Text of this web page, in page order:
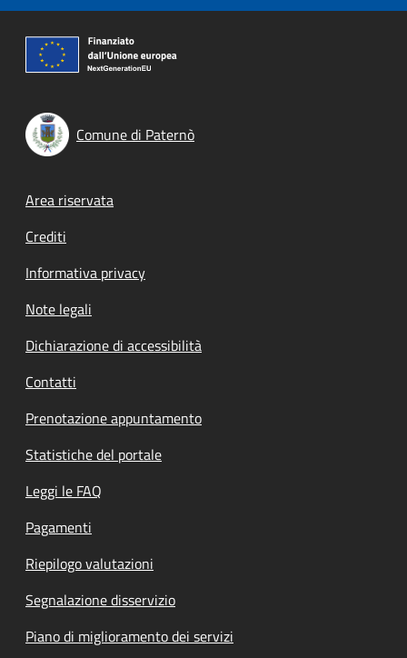
Comune di Paternò
Footer menu
Area riservata
Crediti
Informativa privacy
Note legali
Dichiarazione di accessibilità
Contatti
Prenotazione appuntamento
Statistiche del portale
Leggi le FAQ
Pagamenti
Riepilogo valutazioni
Segnalazione disservizio
Piano di miglioramento dei servizi